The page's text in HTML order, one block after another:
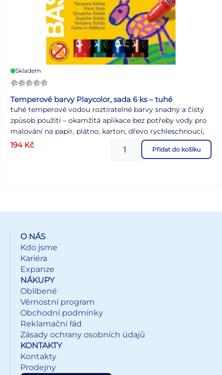
Skladem
Temperové barvy Playcolor, sada 6 ks – tuhé
tuhé temperové vodou roztíratelné barvy snadný a čistý
způsob použití – okamžitá aplikace bez potřeby vody pro
malování na papír, plátno, karton, dřevo rychleschnoucí,
neobsahuje rozpouštědla, omyvatelné a vypratelné sada 6
194 Kč Přidat do košíku
O NÁS
Kdo jsme
Kariéra
Expanze
NÁKUPY
Oblíbené
Věrnostní program
Obchodní podmínky
Reklamační řád
Zásady ochrany osobních údajů
KONTAKTY
Kontakty
Prodejny